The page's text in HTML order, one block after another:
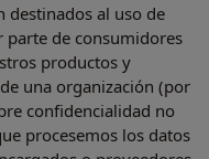
destinados al uso de
parte de consumidores
productos y
una organización (por
confidencialidad no
procesemos los datos